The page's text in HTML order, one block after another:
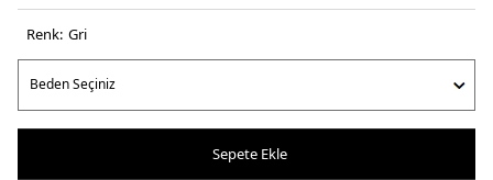
Renk: gri̇
Sepete Ekle